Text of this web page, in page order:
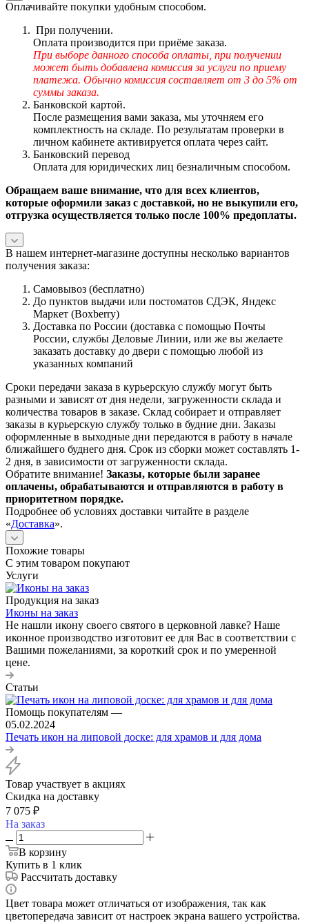
Оплачивайте покупки удобным способом.
При получении.
Оплата производится при приёме заказа.
При выборе данного способа оплаты, при получении
может быть добавлена комиссия за услуги по приему
платежа. Обычно комиссия составляет от 3 до 5% от
суммы заказа.
Банковской картой.
После размещения вами заказа, мы уточняем его
комплектность на складе. По результатам проверки в
личном кабинете активируется оплата через сайт.
Банковский перевод
Оплата для юридических лиц безналичным способом.
Обращаем ваше внимание, что для всех клиентов,
которые оформили заказ с доставкой, но не выкупили его,
отгрузка осуществляется только после 100% предоплаты.
В нашем интернет-магазине доступны несколько вариантов
получения заказа:
Самовывоз (бесплатно)
До пунктов выдачи или постоматов СДЭК, Яндекс
Маркет (Boxberry)
Доставка по России (доставка с помощью Почты
России, службы Деловые Линии, или же вы желаете
заказать доставку до двери с помощью любой из
указанных компаний
Сроки передачи заказа в курьерскую службу могут быть
разными и зависят от дня недели, загруженности склада и
количества товаров в заказе. Склад собирает и отправляет
заказы в курьерскую службу только в будние дни. Заказы
оформленные в выходные дни передаются в работу в начале
ближайшего буднего дня. Срок из сборки может составлять 1-
2 дня, в зависимости от загруженности склада.
Обратите внимание! Заказы, которые были заранее
оплачены, обрабатываются и отправляются в работу в
приоритетном порядке.
Подробнее об условиях доставки читайте в разделе
«Доставка».
Похожие товары
С этим товаром покупают
Услуги
Продукция на заказ
Иконы на заказ
Не нашли икону своего святого в церковной лавке? Наше
иконное производство изготовит ее для Вас в соответствии с
Вашими пожеланиями, за короткий срок и по умеренной
цене.
Статьи
Помощь покупателям —
05.02.2024
Печать икон на липовой доске: для храмов и для дома
Товар участвует в акциях
Скидка на доставку
7 075 ₽
На заказ
В корзину
Купить в 1 клик
Рассчитать доставку
Цвет товара может отличаться от изображения, так как
цветопередача зависит от настроек экрана вашего устройства.